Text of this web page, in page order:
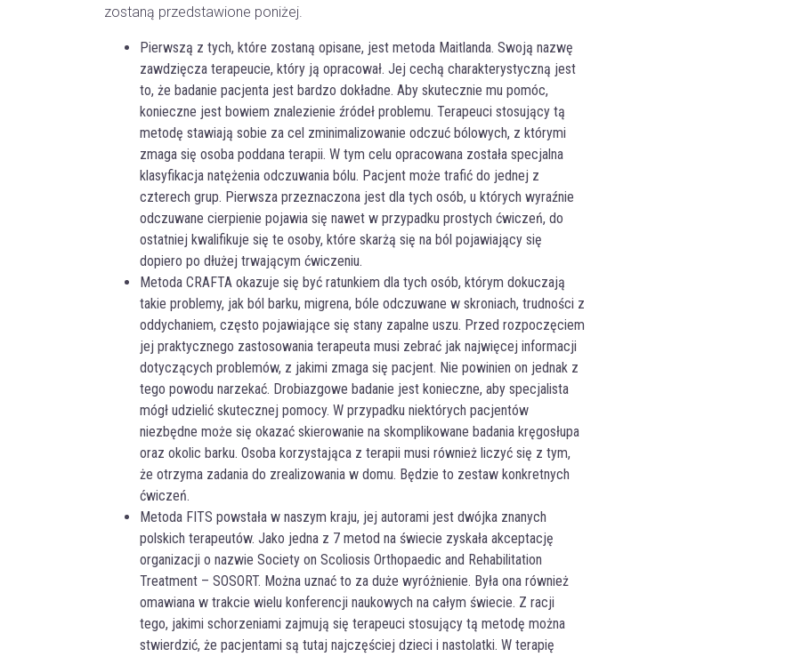
zostaną przedstawione poniżej.
Pierwszą z tych, które zostaną opisane, jest metoda Maitlanda. Swoją nazwę
zawdzięcza terapeucie, który ją opracował. Jej cechą charakterystyczną jest
to, że badanie pacjenta jest bardzo dokładne. Aby skutecznie mu pomóc,
konieczne jest bowiem znalezienie źródeł problemu. Terapeuci stosujący tą
metodę stawiają sobie za cel zminimalizowanie odczuć bólowych, z którymi
zmaga się osoba poddana terapii. W tym celu opracowana została specjalna
klasyfikacja natężenia odczuwania bólu. Pacjent może trafić do jednej z
czterech grup. Pierwsza przeznaczona jest dla tych osób, u których wyraźnie
odczuwane cierpienie pojawia się nawet w przypadku prostych ćwiczeń, do
ostatniej kwalifikuje się te osoby, które skarżą się na ból pojawiający się
dopiero po dłużej trwającym ćwiczeniu.
Metoda CRAFTA okazuje się być ratunkiem dla tych osób, którym dokuczają
takie problemy, jak ból barku, migrena, bóle odczuwane w skroniach, trudności z
oddychaniem, często pojawiające się stany zapalne uszu. Przed rozpoczęciem
jej praktycznego zastosowania terapeuta musi zebrać jak najwięcej informacji
dotyczących problemów, z jakimi zmaga się pacjent. Nie powinien on jednak z
tego powodu narzekać. Drobiazgowe badanie jest konieczne, aby specjalista
mógł udzielić skutecznej pomocy. W przypadku niektórych pacjentów
niezbędne może się okazać skierowanie na skomplikowane badania kręgosłupa
oraz okolic barku. Osoba korzystająca z terapii musi również liczyć się z tym,
że otrzyma zadania do zrealizowania w domu. Będzie to zestaw konkretnych
ćwiczeń.
Metoda FITS powstała w naszym kraju, jej autorami jest dwójka znanych
polskich terapeutów. Jako jedna z 7 metod na świecie zyskała akceptację
organizacji o nazwie Society on Scoliosis Orthopaedic and Rehabilitation
Treatment – SOSORT. Można uznać to za duże wyróżnienie. Była ona również
omawiana w trakcie wielu konferencji naukowych na całym świecie. Z racji
tego, jakimi schorzeniami zajmują się terapeuci stosujący tą metodę można
stwierdzić, że pacjentami są tutaj najczęściej dzieci i nastolatki. W terapię